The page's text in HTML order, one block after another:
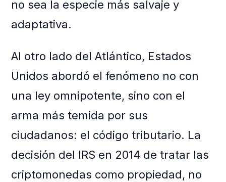
no sea la especie más salvaje y
adaptativa.
Al otro lado del Atlántico, Estados
Unidos abordó el fenómeno no con
una ley omnipotente, sino con el
arma más temida por sus
ciudadanos: el código tributario. La
decisión del IRS en 2014 de tratar las
criptomonedas como propiedad, no